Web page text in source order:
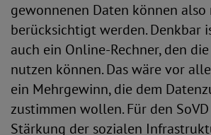
gewonnenen Daten können
berücksichtigt werden. Denkbar
auch ein Online-Rechner, den
nutzen können. Das wäre vor
ein Mehrgewinn, die dem
zustimmen wollen. Für den
Stärkung der sozialen